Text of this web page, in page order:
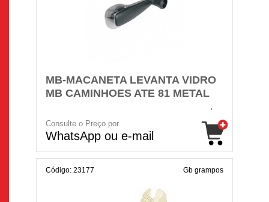
MB-MACANETA LEVANTA VIDRO
MB CAMINHOES ATE 81 METAL
Consulte o Preço por
WhatsApp ou e-mail
Código: 23177 Gb grampos